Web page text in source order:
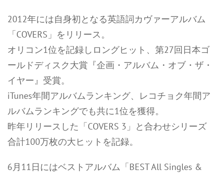
2012年には自身初となる英語詞カヴァーアルバム
「COVERS」をリリース。
オリコン1位を記録しロングヒット、第27回日本ゴ
ールドディスク大賞『企画・アルバム・オブ・ザ・
イヤー』受賞。
iTunes年間アルバムランキング、レコチョク年間ア
ルバムランキングでも共に1位を獲得。
昨年リリースした「COVERS 3」と合わせシリーズ
合計100万枚の大ヒットを記録。
6月11日にはベストアルバム「BEST All Singles &